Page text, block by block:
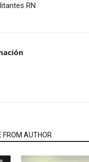
RN
FROM AUTHOR